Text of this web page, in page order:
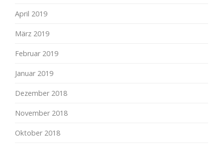
April 2019
März 2019
Februar 2019
Januar 2019
Dezember 2018
November 2018
Oktober 2018